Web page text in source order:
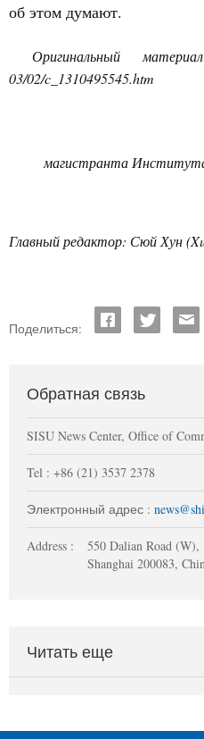
об этом думают.
Оригинальный
03/02/c _1310495545.htm
магистранта
Главный редактор: Сюй Хун (
Поделиться:
Обратная связь
SISU News Center, Office of
Tel : +86 (21) 3537 2378
Электронный адрес :
Address :
550 Dalian Road (W),
Shanghai 200083,
Читать еще